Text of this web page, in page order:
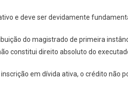
e deve ser devidamente
do magistrado de primeira
constitui direito absoluto do
em dívida ativa, o crédito não